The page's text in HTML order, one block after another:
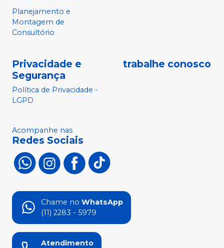
Planejamento e
Montagem de
Consultório
Privacidade e
Segurança
Política de Privacidade -
LGPD
trabalhe conosco
Acompanhe nas
Redes Sociais
Chame no WhatsApp
(11) 2283 - 5979
Atendimento